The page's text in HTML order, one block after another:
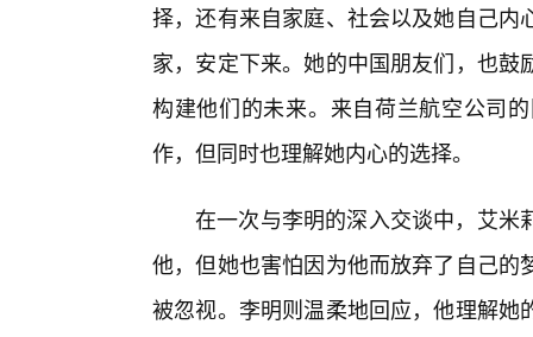
择，还有来自家庭、社会以及她自己
家，安定下来。她的中国朋友们，也
构建他们的未来。来自荷兰航空公司
作，但同时也理解她内心的选择。
在一次与李明的深入交谈中，艾米
他，但她也害怕因为他而放弃了自己
被忽视。李明则温柔地回应，他理解